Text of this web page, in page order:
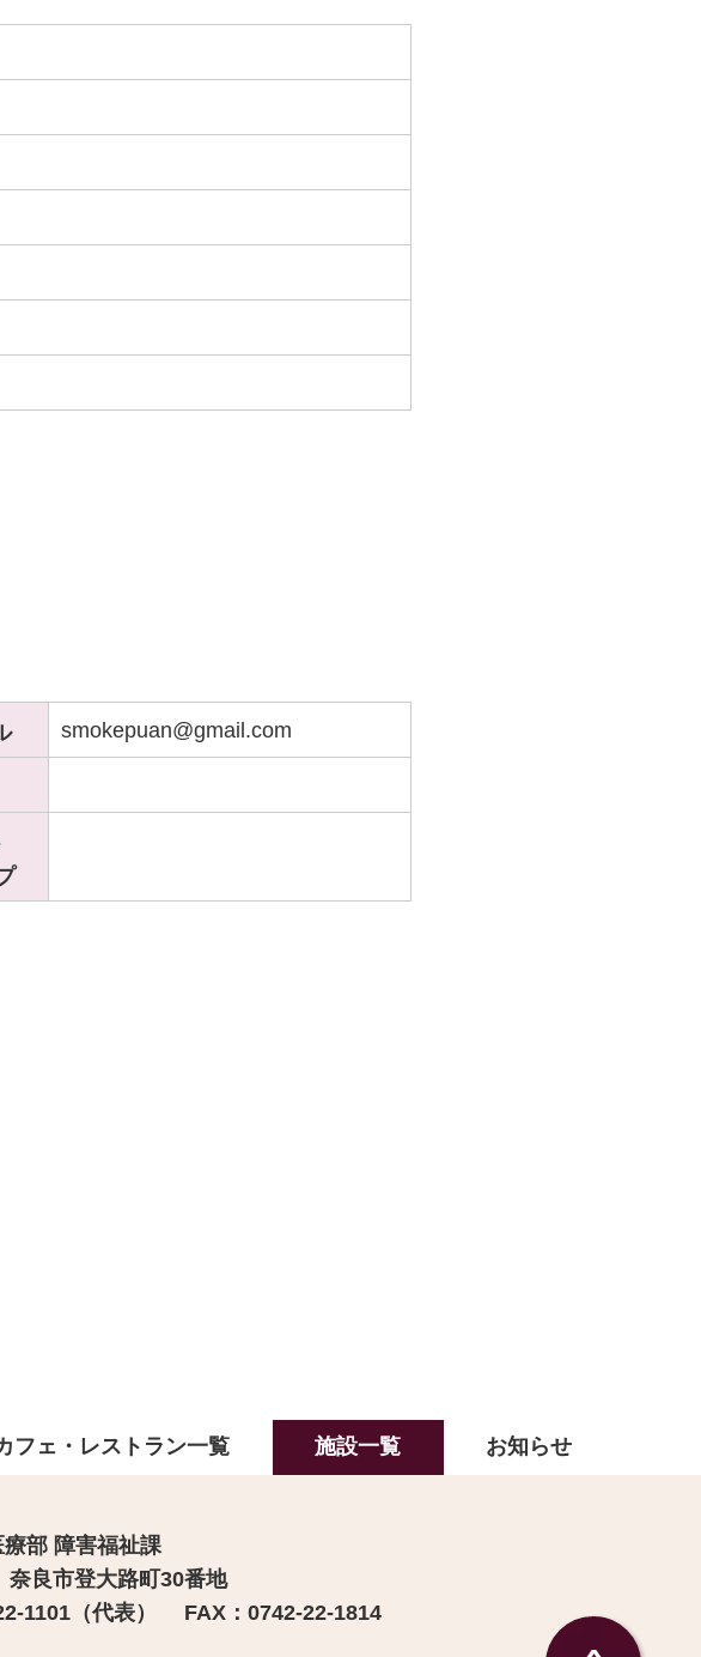
smokepuan@gmail.com
フェ・レストラン一覧 施設一覧 お知らせ
部 障害福祉課
良市登大路町30番地
1101（代表） FAX：0742-22-1814